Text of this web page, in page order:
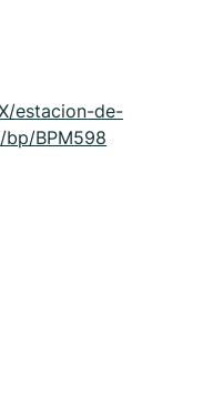
estacion-de-
BPM598